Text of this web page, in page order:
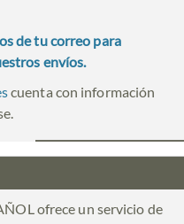
de tu correo para
envíos.
cuenta con información
ofrece un servicio de